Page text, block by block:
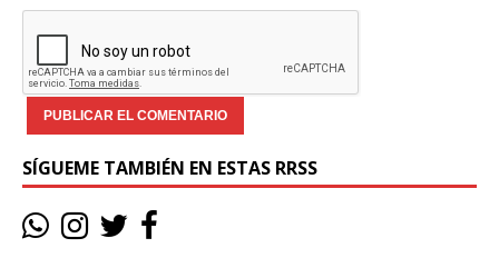
SÍGUEME TAMBIÉN EN ESTAS RRSS